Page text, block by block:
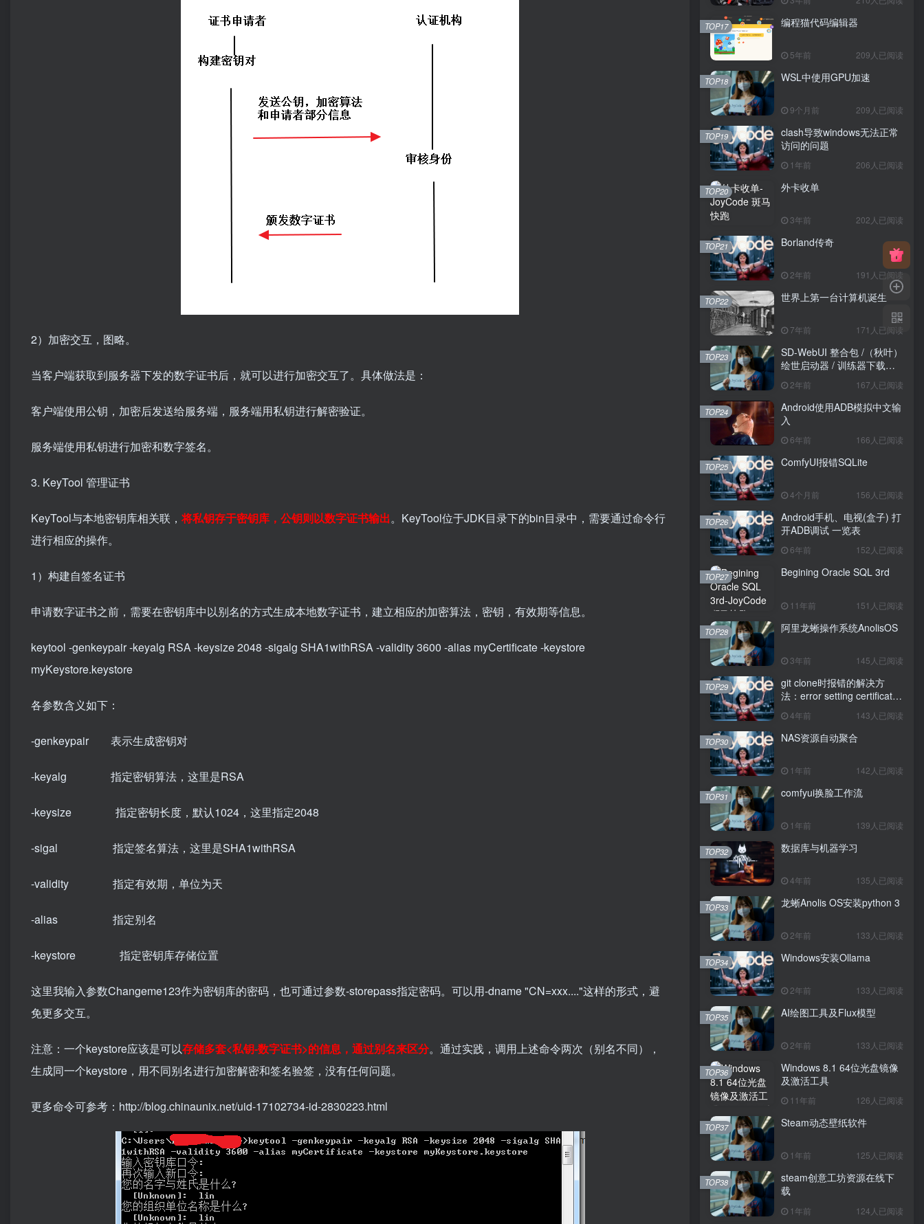
2）加密交互，图略。
当客户端获取到服务器下发的数字证书后，就可以进行加密交互了。具体做法是：
客户端使用公钥，加密后发送给服务端，服务端用私钥进行解密验证。
服务端使用私钥进行加密和数字签名。
3. KeyTool 管理证书
KeyTool与本地密钥库相关联，将私钥存于密钥库，公钥则以数字证书输出。KeyTool位于JDK目录下的bin目录中，需要通过命令行
进行相应的操作。
1）构建自签名证书
申请数字证书之前，需要在密钥库中以别名的方式生成本地数字证书，建立相应的加密算法，密钥，有效期等信息。
keytool -genkeypair -keyalg RSA -keysize 2048 -sigalg SHA1withRSA -validity 3600 -alias myCertificate -keystore
myKeystore.keystore
各参数含义如下：
-genkeypair 表示生成密钥对
-keyalg 指定密钥算法，这里是RSA
-keysize 指定密钥长度，默认1024，这里指定2048
-sigal 指定签名算法，这里是SHA1withRSA
-validity 指定有效期，单位为天
-alias 指定别名
-keystore 指定密钥库存储位置
这里我输入参数Changeme123作为密钥库的密码，也可通过参数-storepass指定密码。可以用-dname "CN=xxx...."这样的形式，避
免更多交互。
注意：一个keystore应该是可以存储多套<私钥-数字证书>的信息，通过别名来区分。通过实践，调用上述命令两次（别名不同），
生成同一个keystore，用不同别名进行加密解密和签名验签，没有任何问题。
更多命令可参考：http://blog.chinaunix.net/uid-17102734-id-2830223.html
编程猫代码编辑器
5年前 209人已阅读
TOP17
WSL中使用GPU加速
9个月前 209人已阅读
TOP18
clash导致windows无法正常
访问的问题
1年前 206人已阅读
TOP19
外卡收单
3年前 202人已阅读
TOP20
Borland传奇
2年前 191人已阅读
TOP21
世界上第一台计算机诞生
7年前 171人已阅读
TOP22
SD-WebUI 整合包 /（秋叶）
绘世启动器 / 训练器下载导
2年前 167人已阅读
TOP23
Android使用ADB模拟中文输
入
6年前 166人已阅读
TOP24
ComfyUI报错SQLite
4个月前 156人已阅读
TOP25
Android手机、电视(盒子) 打
开ADB调试 一览表
6年前 152人已阅读
TOP26
Begining Oracle SQL 3rd
11年前 151人已阅读
TOP27
阿里龙蜥操作系统AnolisOS
3年前 145人已阅读
TOP28
git clone时报错的解决方
法：error setting certificate
4年前 143人已阅读
TOP29
NAS资源自动聚合
1年前 142人已阅读
TOP30
comfyui换脸工作流
1年前 139人已阅读
TOP31
数据库与机器学习
4年前 135人已阅读
TOP32
龙蜥Anolis OS安装python 3
2年前 133人已阅读
TOP33
Windows安装Ollama
2年前 133人已阅读
TOP34
AI绘图工具及Flux模型
2年前 133人已阅读
TOP35
Windows 8.1 64位光盘镜像
及激活工具
11年前 126人已阅读
TOP36
Steam动态壁纸软件
1年前 125人已阅读
TOP37
steam创意工坊资源在线下
载
1年前 124人已阅读
TOP38